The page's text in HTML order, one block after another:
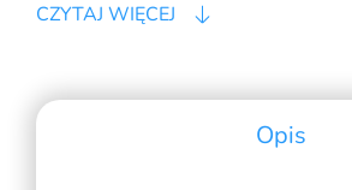
CZYTAJ WIĘCEJ
Opis